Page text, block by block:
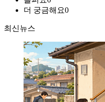
더 궁금해요0
최신뉴스